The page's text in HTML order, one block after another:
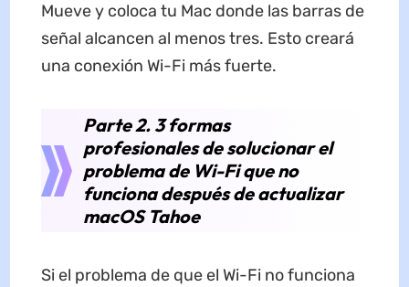
Mueve y coloca tu Mac donde las barras de
señal alcancen al menos tres. Esto creará
una conexión Wi-Fi más fuerte.
Parte 2. 3 formas
profesionales de solucionar el
problema de Wi-Fi que no
funciona después de actualizar
macOS Tahoe
Si el problema de que el Wi-Fi no funciona